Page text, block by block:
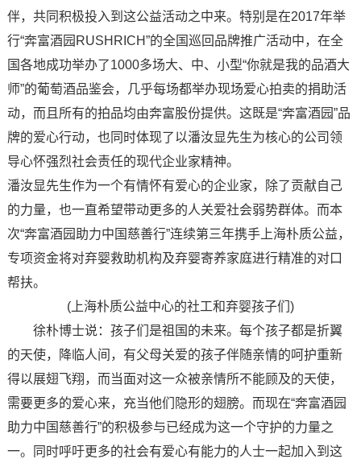
伴，共同积极投入到这公益活动之中来。特别是在2017年举
行“奔富酒园RUSHRICH”的全国巡回品牌推广活动中，在全
国各地成功举办了1000多场大、中、小型“你就是我的品酒大
师”的葡萄酒品鉴会，几乎每场都举办现场爱心拍卖的捐助活
动，而且所有的拍品均由奔富股份提供。这既是“奔富酒园”品
牌的爱心行动，也同时体现了以潘汝显先生为核心的公司领
导心怀强烈社会责任的现代企业家精神。
潘汝显先生作为一个有情怀有爱心的企业家，除了贡献自己
的力量，也一直希望带动更多的人关爱社会弱势群体。而本
次“奔富酒园助力中国慈善行”连续第三年携手上海朴质公益，
专项资金将对弃婴救助机构及弃婴寄养家庭进行精准的对口
帮扶。
(上海朴质公益中心的社工和弃婴孩子们)
徐朴博士说：孩子们是祖国的未来。每个孩子都是折翼
的天使，降临人间，有父母关爱的孩子伴随亲情的呵护重新
得以展翅飞翔，而当面对这一众被亲情所不能顾及的天使，
需要更多的爱心来，充当他们隐形的翅膀。而现在“奔富酒园
助力中国慈善行”的积极参与已经成为这一个守护的力量之
一。同时呼吁更多的社会有爱心有能力的人士一起加入到这